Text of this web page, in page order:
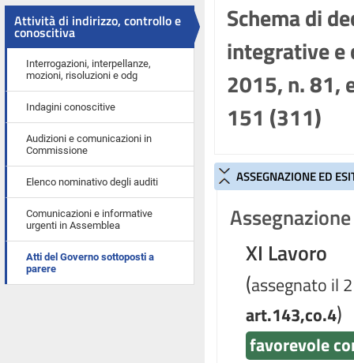
Attività di indirizzo, controllo e
conoscitiva
Interrogazioni, interpellanze,
mozioni, risoluzioni e odg
Indagini conoscitive
Audizioni e comunicazioni in
Commissione
Elenco nominativo degli auditi
Comunicazioni e informative
urgenti in Assemblea
Atti del Governo sottoposti a
parere
Schema di
integrative
2015, n. 81,
151 (311)
ASSEGNAZIONE ED
XI Lavoro
(assegnato il
art.143,co.4)
favorevole